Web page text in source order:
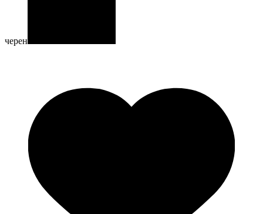
черен